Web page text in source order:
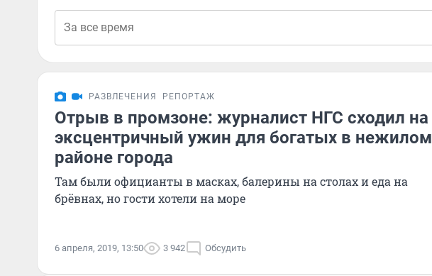
РАЗВЛЕЧЕНИЯ РЕПОРТАЖ
Отрыв в промзоне: журналист НГС сходил на
эксцентричный ужин для богатых в нежилом
районе города
Там были официанты в масках, балерины на столах и еда на
брёвнах, но гости хотели на море
6 апреля, 2019, 13:50 3 942 Обсудить